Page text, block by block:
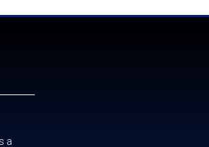
a